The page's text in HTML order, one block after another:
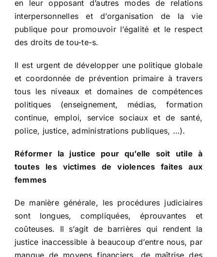
en leur opposant d’autres modes de relations
interpersonnelles et d’organisation de la vie
publique pour promouvoir l’égalité et le respect
des droits de tou-te-s.
Il est urgent de développer une politique globale
et coordonnée de prévention primaire à travers
tous les niveaux et domaines de compétences
politiques (enseignement, médias, formation
continue, emploi, service sociaux et de santé,
police, justice, administrations publiques, …).
Réformer la justice pour qu’elle soit utile à
toutes les victimes de violences faites aux
femmes
De manière générale, les procédures judiciaires
sont longues, compliquées, éprouvantes et
coûteuses. Il s’agit de barrières qui rendent la
justice inaccessible à beaucoup d’entre nous, par